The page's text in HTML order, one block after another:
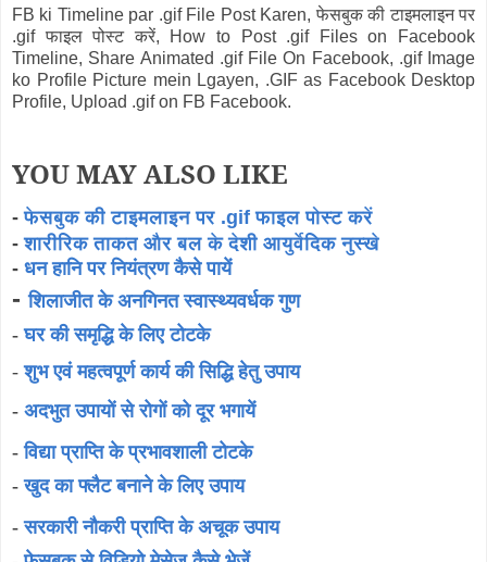
FB ki Timeline par .gif File Post Karen, फेसबुक की टाइमलाइन पर
.gif फाइल पोस्ट करें, How to Post .gif Files on Facebook
Timeline, Share Animated .gif File On Facebook, .gif Image
ko Profile Picture mein Lgayen, .GIF as Facebook Desktop
Profile, Upload .gif on FB Facebook.
YOU MAY ALSO LIKE
-फेसबुक की टाइमलाइन पर .gif फाइल पोस्ट करें
-शारीरिक ताकत और बल के देशी आयुर्वेदिक नुस्खे
- धन हानि पर नियंत्रण कैसे पायें
-शिलाजीत के अनगिनत स्वास्थ्यवर्धक गुण
-घर की समृद्धि के लिए टोटके
- शुभ एवं महत्वपूर्ण कार्य की सिद्धि हेतु उपाय
- अदभुत उपायों से रोगों को दूर भगायें
-विद्या प्राप्ति के प्रभावशाली टोटके
-खुद का फ्लैट बनाने के लिए उपाय
-सरकारी नौकरी प्राप्ति के अचूक उपाय